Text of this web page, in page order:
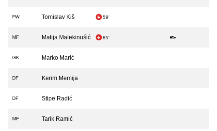
FW Tomislav Kiš 59'
MF Matija Malekinušić 85'
GK Marko Marić
DF Kerim Memija
DF Stipe Radić
MF Tarik Ramić